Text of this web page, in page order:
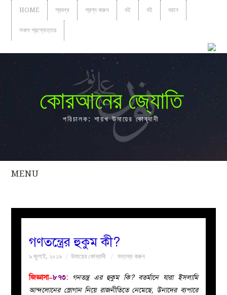
HOME প্রবন্ধ প্রশ্ন করুন বই বই বয়ান
সকল প্রশ্নোত্তর
কোরআনের জ্যোতি
পরিচালক: শায়খ উমায়ের কোব্বাদী
MENU
সকল
বয়ান
নারীদের
গণতন্ত্রের হুকুম কী?
৯ জুলাই, ২০১৯ উমায়ের কোব্বাদী মন্তব্য করুন
জিজ্ঞাসা–৮৭৩: গনতন্ত্র এর হুকুম কি? বতর্মানে যারা ইসলামি
আন্দলোনের স্লোগান নিয়ে রাজনীতিতে নেমেছে, উনাদের ব্যপারে